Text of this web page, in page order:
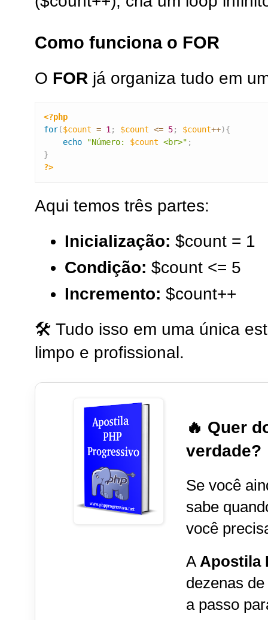
Como funciona o FOR
O FOR já organiza tudo em
<?php
for($count = 1 ; $count <= 5; $count++){
echo
"Número: $count <br>" ;
}
?>
Aqui temos três partes:
Inicialização: $count = 1
Condição: $count <= 5
Incremento: $count++
🛠️ Tudo isso em uma única
limpo e profissional.
🔥 Quer
verdade?
Se você
sabe
você
AApostila
dezenas
a passo